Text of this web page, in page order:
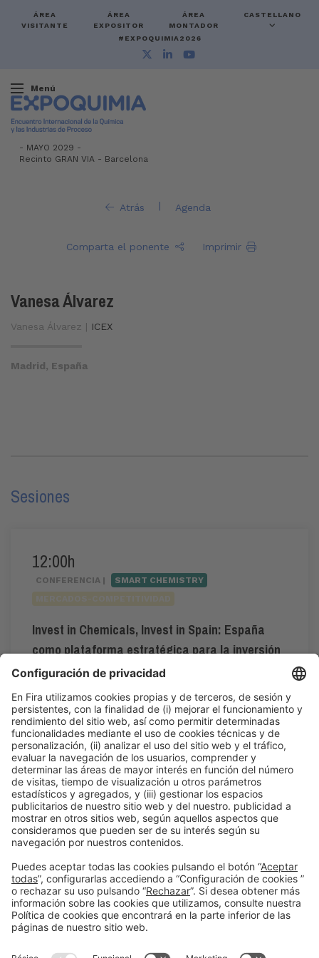
ÁREA
VISITANTE
ÁREA
EXPOSITOR
ÁREA
MONTADOR
CASTELLANO
#EXPOQUIMIA2026
Menú
- MAYO 2029 -
Recinto GRAN VIA - Barcelona
Atrás | Agenda
Comparta el ponente Imprimir
Vanesa Álvarez
Vanesa Álvarez | ICEX
Madrid, España
Sesiones
12:00h
CONFERENCIA |
SMART CHEMISTRY
Invest in Chemicals, Invest in Spain: España
como plataforma estratégica para la inversión
en química
Vie 5 12:00h - 12:30h
Smart Chemistry
Acceso público
Leer más